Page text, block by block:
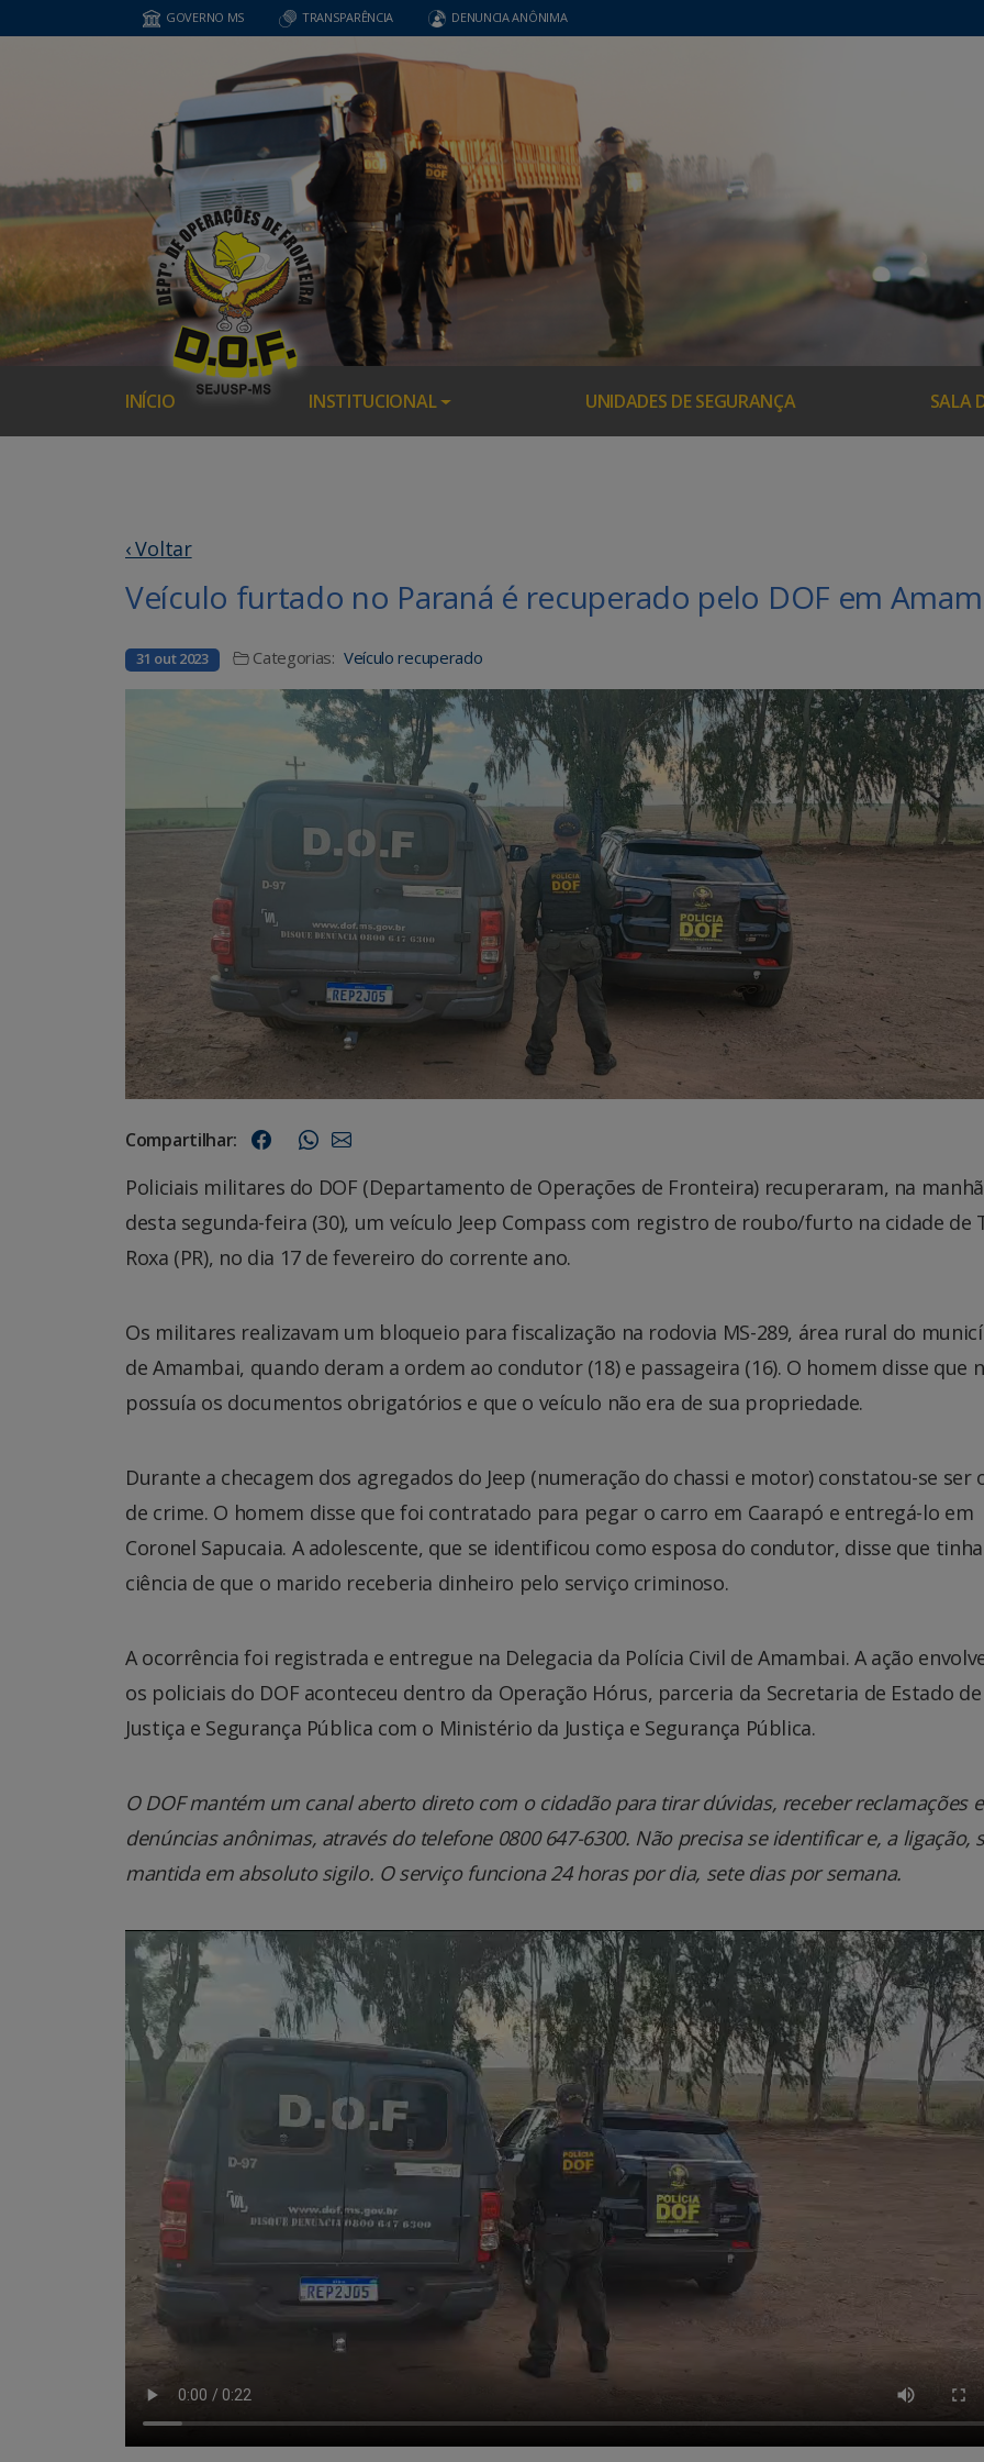
GOVERNO MS TRANSPARÊNCIA DENUNCIA ANÔNIMA
INÍCIO INSTITUCIONAL UNIDADES DE SEGURANÇA SALA
‹ Voltar
Veículo furtado no Paraná é recuperado pelo DOF em
31 out 2023 Categorias: Veículo recuperado
Compartilhar:
Policiais militares do DOF (Departamento de Operações de Fronteira) recuperaram, na manhã
desta segunda-feira (30), um veículo Jeep Compass com registro de roubo/furto na cidade de
Roxa (PR), no dia 17 de fevereiro do corrente ano.
Os militares realizavam um bloqueio para fiscalização na rodovia MS-289, área rural do
de Amambai, quando deram a ordem ao condutor (18) e passageira (16). O homem disse que
possuía os documentos obrigatórios e que o veículo não era de sua propriedade.
Durante a checagem dos agregados do Jeep (numeração do chassi e motor) constatou-se ser
de crime. O homem disse que foi contratado para pegar o carro em Caarapó e entregá-lo em
Coronel Sapucaia. A adolescente, que se identificou como esposa do condutor, disse que tinha
ciência de que o marido receberia dinheiro pelo serviço criminoso.
A ocorrência foi registrada e entregue na Delegacia da Polícia Civil de Amambai. A ação
os policiais do DOF aconteceu dentro da Operação Hórus, parceria da Secretaria de Estado de
Justiça e Segurança Pública com o Ministério da Justiça e Segurança Pública.
O DOF mantém um canal aberto direto com o cidadão para tirar dúvidas, receber reclamações e
denúncias anônimas, através do telefone 0800 647-6300. Não precisa se identificar e, a ligação,
mantida em absoluto sigilo. O serviço funciona 24 horas por dia, sete dias por semana.